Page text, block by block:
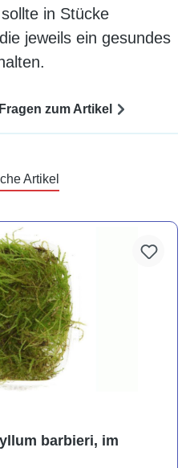
in Stücke
jeweils ein gesundes
Fragen zum Artikel
Artikel
barbieri, im